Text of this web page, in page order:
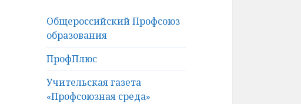
Общероссийский Профсоюз
образования
ПрофПлюс
Учительская газета
«Профсоюзная среда»